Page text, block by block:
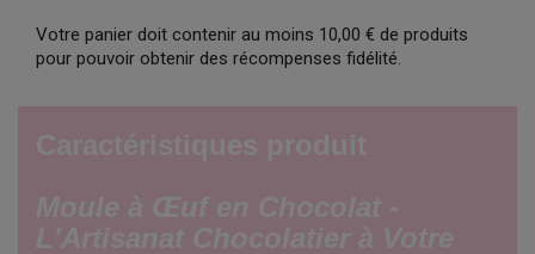
Votre panier doit contenir au moins 10,00 € de produits
pour pouvoir obtenir des récompenses fidélité.